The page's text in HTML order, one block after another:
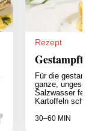
Rezept
Gestampfte
Für die
ganze,
Salzwasser
Kartoffeln
30–60 MIN